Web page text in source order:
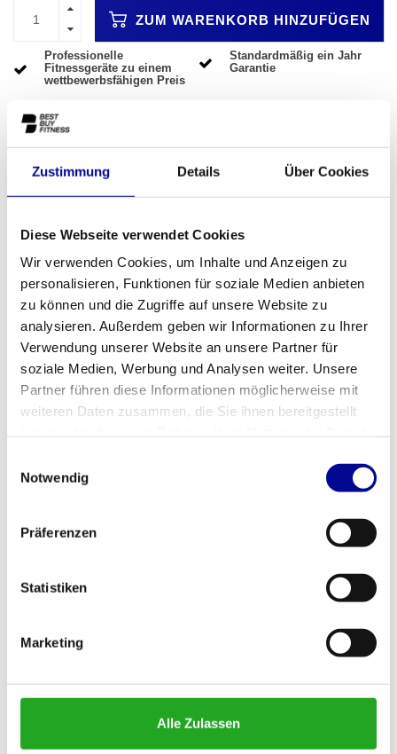
Zustimmung Details Über Cookies
Diese Webseite verwendet Cookies
Wir verwenden Cookies, um Inhalte und Anzeigen zu
personalisieren, Funktionen für soziale Medien anbieten
zu können und die Zugriffe auf unsere Website zu
analysieren. Außerdem geben wir Informationen zu Ihrer
Verwendung unserer Website an unsere Partner für
soziale Medien, Werbung und Analysen weiter. Unsere
Partner führen diese Informationen möglicherweise mit
weiteren Daten zusammen, die Sie ihnen bereitgestellt
Notwendig
Präferenzen
Statistiken
Marketing
Alle Zulassen
ZUM WARENKORB HINZUFÜGEN
Professionelle
Fitnessgeräte zu einem
wettbewerbsfähigen Preis
Standardmäßig ein Jahr
Garantie
Mehr als 28 Jahre
Erfahrung
INFORMATIONEN
Um einen Produkttext für Sie zu schreiben, benötige ich den
Produktnamen und die URL der Produktseite auf
bestbuyfitness.nl. Diese Informationen fehlen in Ihrer Anfrage.
Können Sie mir den vollständigen Produktnamen und die URL
geben? Sobald ich diese habe, kann ich loslegen.
Gebraucht, generalüberholt
Anzahl der
nicht zutreffend
Anpassbar
Umfang
alle eigenschaften